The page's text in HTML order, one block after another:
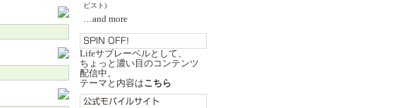
ビスト)
…and more
Lifeサブレーベルとして、
ちょっと濃い目のコンテンツ
配信中。
テーマと内容はこちら